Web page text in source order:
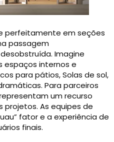
perfeitamente em seções
passagem
Imagine
espaços internos e
para pátios, Solas de sol,
Para parceiros
um recurso
projetos. As equipes de
fator e a experiência de
finais.